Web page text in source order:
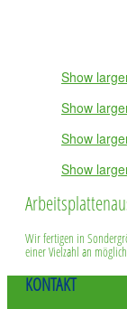
Show
Show
Show
Show
Wir fertigen in
einer Vielzahl an
KONTAKT